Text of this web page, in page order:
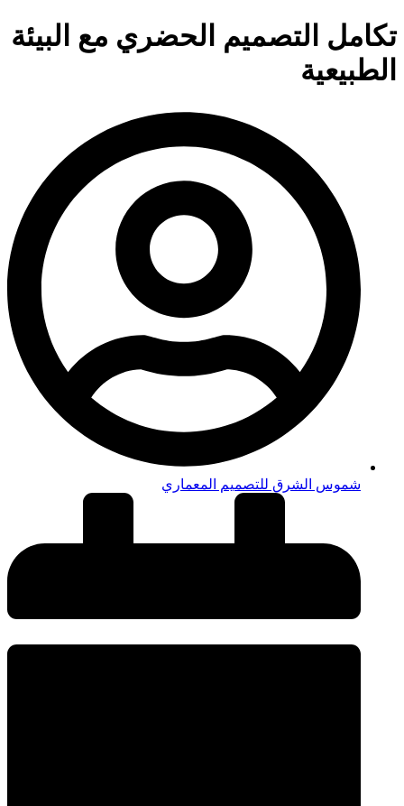
تكامل التصميم الحضري مع البيئة
الطبيعية
شموس الشرق للتصميم المعماري